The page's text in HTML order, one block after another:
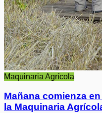
Maquinaria Agrícola
Mañana comienza
la Maquinaria